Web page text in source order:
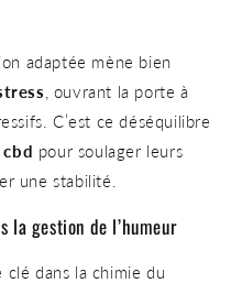
adaptée mène bien
, ouvrant la porte à
C’est ce déséquilibre
cbd pour soulager leurs
une stabilité.
la gestion de l’humeur
clé dans la chimie du